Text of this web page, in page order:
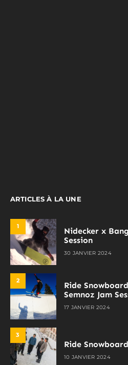
ARTICLES À LA UNE
1
Nidecker x
Session
30 JANVIER 2024
2
Ride
Semnoz Jam
17 JANVIER 2024
3
Ride
10 JANVIER 2024